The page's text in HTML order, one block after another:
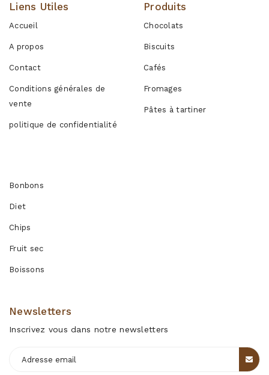
Liens Utiles
Accueil
A propos
Contact
Conditions générales de
vente
politique de confidentialité
Produits
Chocolats
Biscuits
Cafés
Fromages
Pâtes à tartiner
Bonbons
Diet
Chips
Fruit sec
Boissons
Newsletters
Inscrivez vous dans notre newsletters